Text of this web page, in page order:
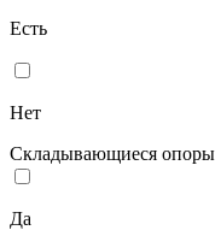
Есть
Нет
Складывающиеся опоры
Да